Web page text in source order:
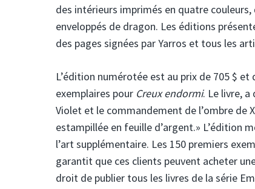
des intérieurs imprimés en quatre
enveloppés de dragon. Les éditions
des pages signées par Yarros et tous les
L’édition numérotée est au prix de 705 $ et
exemplaires pour Creux endormi. Le livre, a
Violet et le commandement de l’ombre de
estampillée en feuille d’argent.» L’édition
l’art supplémentaire. Les 150 premiers
garantit que ces clients peuvent acheter
droit de publier tous les livres de la série